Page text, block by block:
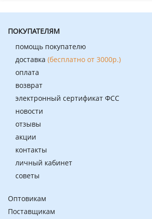
ПОКУПАТЕЛЯМ
помощь покупателю
доставка (бесплатно от 3000р.)
оплата
возврат
электронный сертификат ФСС
новости
отзывы
акции
контакты
личный кабинет
советы
Оптовикам
Поставщикам